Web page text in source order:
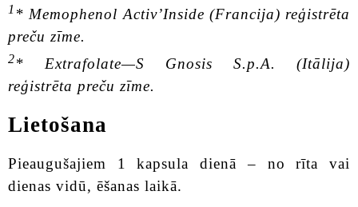
1 * Memophenol Activ’Inside (Francija) reģistrēta
preču zīme.
2* Extrafolate—S Gnosis S.p.A. (Itālija)
reģistrēta preču zīme.
Lietošana
Pieaugušajiem 1 kapsula dienā – no rīta vai
dienas vidū, ēšanas laikā.